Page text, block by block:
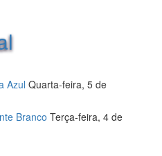
Azul Quarta-feira, 5 de
Branco Terça-feira, 4 de